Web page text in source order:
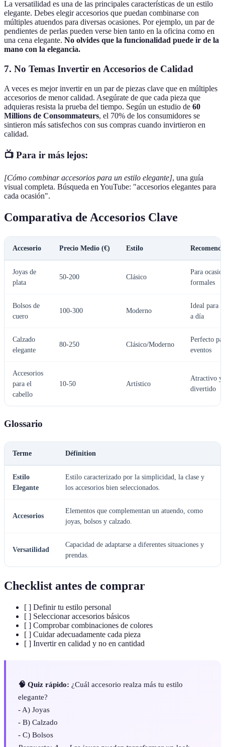
La versatilidad es una de las principales características de un estilo
elegante. Debes elegir accesorios que puedan combinarse con
múltiples atuendos para diversas ocasiones. Por ejemplo, un par de
pendientes de perlas pueden verse bien tanto en la oficina como en
una cena elegante. No olvides que la funcionalidad puede ir de la
mano con la elegancia.
7. No Temas Invertir en Accesorios de Calidad
A veces es mejor invertir en un par de piezas clave que en múltiples
accesorios de menor calidad. Asegúrate de que cada pieza que
adquieras resista la prueba del tiempo. Según un estudio de 60
Millions de Consommateurs, el 70% de los consumidores se
sintieron más satisfechos con sus compras cuando invirtieron en
calidad.
📺 Para ir más lejos:
[Cómo combinar accesorios para un estilo elegante], una guía
visual completa. Búsqueda en YouTube: "accesorios elegantes para
cada ocasión".
Comparativa de Accesorios Clave
Accesorio Precio Medio (€) Estilo
Joyas de
plata
50-200 Clásico
Para
formales
Bolsos de
cuero
100-300 Moderno
Ideal para
a día
Calzado
elegante
80-250 Clásico/Moderno
Perfecto
eventos
Accesorios
para el
cabello
10-50 Artístico
Atractivo y
divertido
Glossario
Terme Définition
Estilo
Elegante
Estilo caracterizado por la simplicidad, la clase y
los accesorios bien seleccionados.
Accesorios
Elementos que complementan un atuendo, como
joyas, bolsos y calzado.
Versatilidad
Capacidad de adaptarse a diferentes situaciones y
prendas.
Checklist antes de comprar
[ ] Definir tu estilo personal
[ ] Seleccionar accesorios básicos
[ ] Comprobar combinaciones de colores
[ ] Cuidar adecuadamente cada pieza
[ ] Invertir en calidad y no en cantidad
🧠 Quiz rápido: ¿Cuál accesorio realza más tu estilo
elegante?
- A) Joyas
- B) Calzado
- C) Bolsos